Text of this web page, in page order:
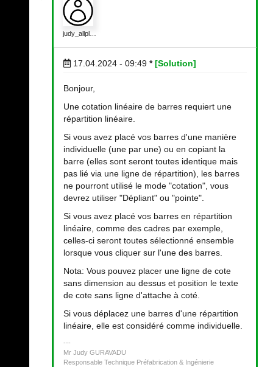
judy_allpl…
17.04.2024 - 09:49 * [Solution]
Bonjour,
Une cotation linéaire de barres requiert une
répartition linéaire.
Si vous avez placé vos barres d'une manière
individuelle (une par une) ou en copiant la
barre (elles sont seront toutes identique mais
pas lié via une ligne de répartition), les barres
ne pourront utilisé le mode "cotation", vous
devrez utiliser "Dépliant" ou "pointe".
Si vous avez placé vos barres en répartition
linéaire, comme des cadres par exemple,
celles-ci seront toutes sélectionné ensemble
lorsque vous cliquer sur l'une des barres.
Nota: Vous pouvez placer une ligne de cote
sans dimension au dessus et position le texte
de cote sans ligne d'attache à coté.
Si vous déplacez une barres d'une répartition
linéaire, elle est considéré comme individuelle.
Mr Judy GURAVADU
Responsable Technique Préfabrication & Ingénierie